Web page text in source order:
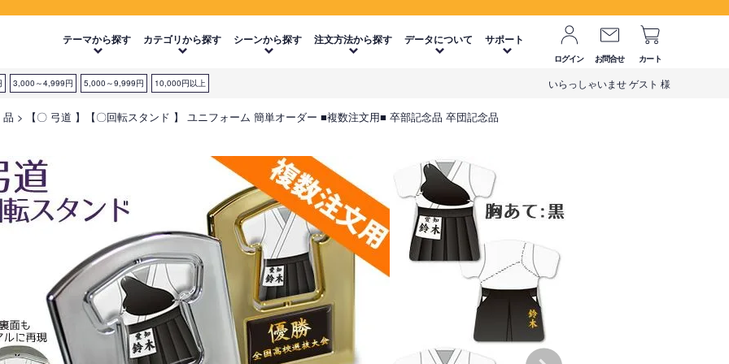
テーマから探す カテゴリから探す シーンから探す 注文方法から探す データについて サポート
ログイン お問合せ カート
3,000～4,999円 5,000～9,999円 10,000円以上 いらっしゃいませ ゲスト 様
【〇 弓道 】【〇回転スタンド 】 ユニフォーム 簡単オーダー ■複数注文用■ 卒部記念品 卒団記念品